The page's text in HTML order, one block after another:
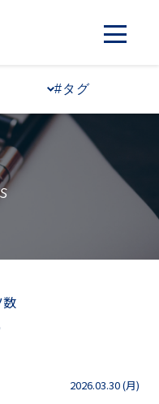
#タグ
数
2026.03.30 (月)